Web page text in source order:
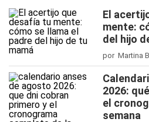
El
mente:
del hijo
por Martina
2026:
el
semana